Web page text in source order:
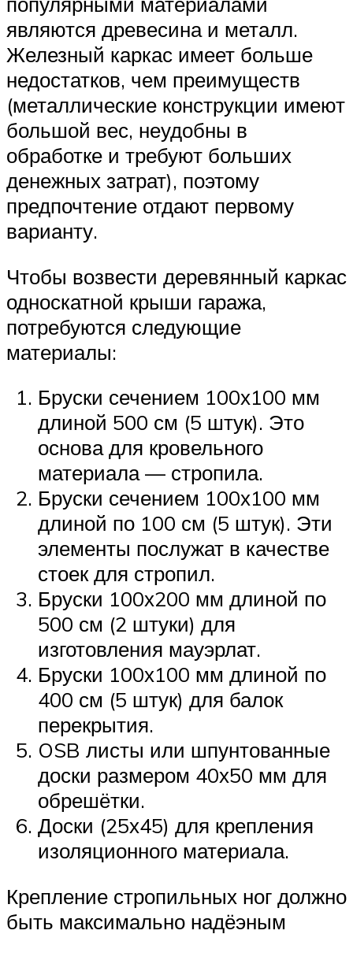
являются древесина и металл.
Железный каркас имеет больше
недостатков, чем преимуществ
(металлические конструкции имеют
большой вес, неудобны в
обработке и требуют больших
денежных затрат), поэтому
предпочтение отдают первому
варианту.
Чтобы возвести деревянный каркас
односкатной крыши гаража,
потребуются следующие
материалы:
Бруски сечением 100х100 мм
длиной 500 см (5 штук). Это
основа для кровельного
материала — стропила.
Бруски сечением 100х100 мм
длиной по 100 см (5 штук). Эти
элементы послужат в качестве
стоек для стропил.
Бруски 100х200 мм длиной по
500 см (2 штуки) для
изготовления мауэрлат.
Бруски 100х100 мм длиной по
400 см (5 штук) для балок
перекрытия.
OSB листы или шпунтованные
доски размером 40х50 мм для
обрешётки.
Доски (25х45) для крепления
изоляционного материала.
Крепление стропильных ног должно
быть максимально надёэным